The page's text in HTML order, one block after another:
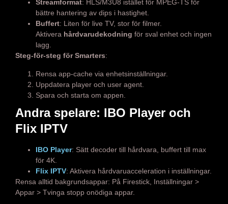
Streamformat: HLS/M3U8 istället för MPEG-TS för
bättre hantering av dips i hastighet.
Buffert: Liten för live TV, stor för filmer.
Aktivera hårdvarudekodning för sval enhet och ingen
lagg.
Steg-för-steg för Smarters:
Rensa app-cache via enhetsinställningar.
Uppdatera player och user agent.
Spara och starta om appen.
Andra spelare: IBO Player och
Flix IPTV
IBO Player: Sätt decoder till hårdvara, buffert till max
för 4K.
Flix IPTV: Aktivera hårdvaruacceleration i inställningar.
Rensa alltid bakgrundsappar: På Firestick, Inställningar >
Appar > Tvinga stopp onödiga appar.